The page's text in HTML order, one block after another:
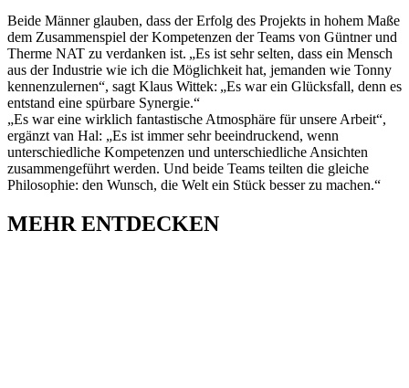
Beide Männer glauben, dass der Erfolg des Projekts in hohem Maße
dem Zusammenspiel der Kompetenzen der Teams von Güntner und
Therme NAT zu verdanken ist. „Es ist sehr selten, dass ein Mensch
aus der Industrie wie ich die Möglichkeit hat, jemanden wie Tonny
kennenzulernen“, sagt Klaus Wittek: „Es war ein Glücksfall, denn es
entstand eine spürbare Synergie.“
„Es war eine wirklich fantastische Atmosphäre für unsere Arbeit“,
ergänzt van Hal: „Es ist immer sehr beeindruckend, wenn
unterschiedliche Kompetenzen und unterschiedliche Ansichten
zusammengeführt werden. Und beide Teams teilten die gleiche
Philosophie: den Wunsch, die Welt ein Stück besser zu machen.“
MEHR ENTDECKEN